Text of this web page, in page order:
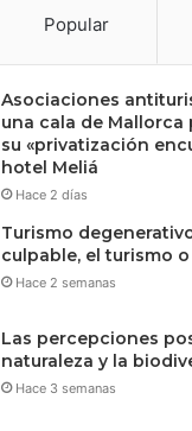
Popular
Asociaciones
una cala de Mallorca
su «privatización
hotel Meliá
Hace 2 días
Turismo
culpable, el turismo
Hace 2 semanas
Las percepciones
naturaleza y la
Hace 3 semanas